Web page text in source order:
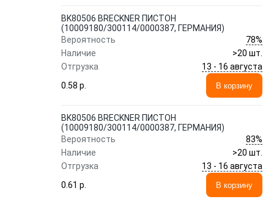
BK80506 BRECKNER ПИСТОН
(10009180/300114/0000387, ГЕРМАНИЯ)
Вероятность
78%
Наличие
>20 шт.
Отгрузка
13 - 16 августа
0.58 p.
В корзину
BK80506 BRECKNER ПИСТОН
(10009180/300114/0000387, ГЕРМАНИЯ)
Вероятность
83%
Наличие
>20 шт.
Отгрузка
13 - 16 августа
0.61 p.
В корзину